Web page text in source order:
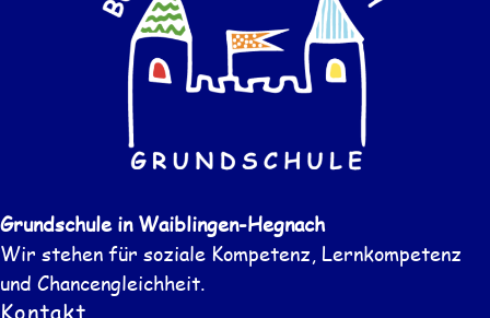
Grundschule in Waiblingen-Hegnach
Wir stehen für soziale Kompetenz, Lernkompetenz
und Chancengleichheit.
Kontakt